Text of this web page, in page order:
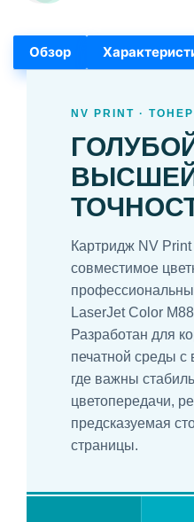
Обзор
NV PRINT ·
Картридж NV
совместимое
LaserJet Color
Разработан для
печатной среды с
где важны
цветопередачи,
предсказуемая
страницы.